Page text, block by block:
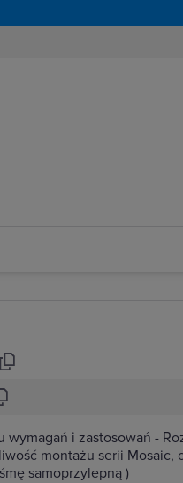
i zastosowań -
montażu serii
samoprzylepną )